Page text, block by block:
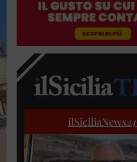
ilSiciliaNews24